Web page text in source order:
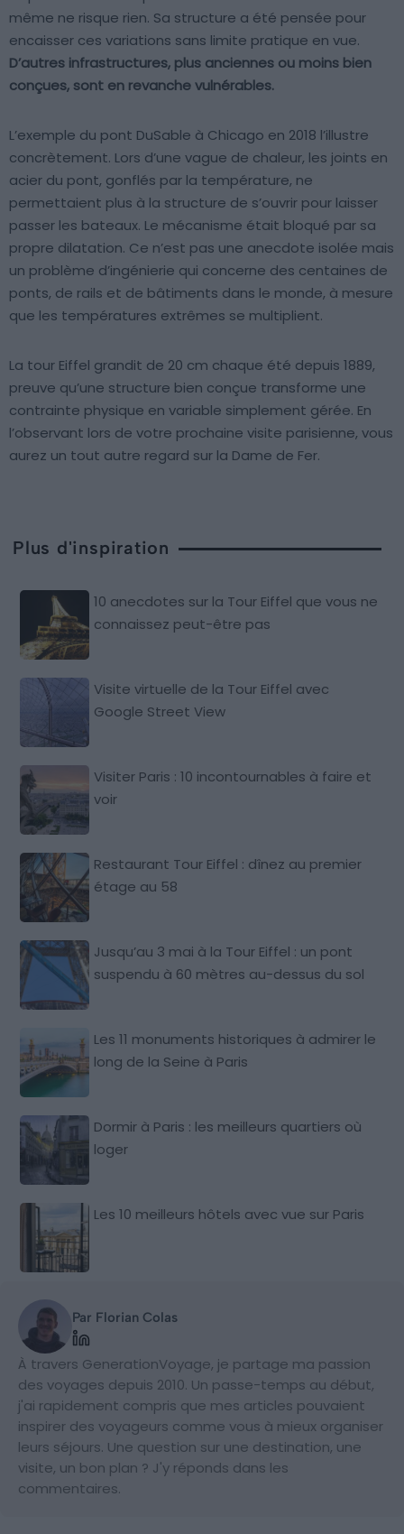
même ne risque rien. Sa structure a été pensée pour
encaisser ces variations sans limite pratique en vue.
D’autres infrastructures, plus anciennes ou moins bien
conçues, sont en revanche vulnérables.
L’exemple du pont DuSable à Chicago en 2018 l’illustre
concrètement. Lors d’une vague de chaleur, les joints en
acier du pont, gonflés par la température, ne
permettaient plus à la structure de s’ouvrir pour laisser
passer les bateaux. Le mécanisme était bloqué par sa
propre dilatation. Ce n’est pas une anecdote isolée mais
un problème d’ingénierie qui concerne des centaines de
ponts, de rails et de bâtiments dans le monde, à mesure
que les températures extrêmes se multiplient.
La tour Eiffel grandit de 20 cm chaque été depuis 1889,
preuve qu’une structure bien conçue transforme une
contrainte physique en variable simplement gérée. En
l’observant lors de votre prochaine visite parisienne, vous
aurez un tout autre regard sur la Dame de Fer.
Plus d'inspiration
10 anecdotes sur la Tour Eiffel que vous ne
connaissez peut-être pas
Visite virtuelle de la Tour Eiffel avec
Google Street View
Visiter Paris : 10 incontournables à faire et
voir
Restaurant Tour Eiffel : dînez au premier
étage au 58
Jusqu’au 3 mai à la Tour Eiffel : un pont
suspendu à 60 mètres au-dessus du sol
Les 11 monuments historiques à admirer le
long de la Seine à Paris
Dormir à Paris : les meilleurs quartiers où
loger
Les 10 meilleurs hôtels avec vue sur Paris
Par Florian Colas
À travers GenerationVoyage, je partage ma passion
des voyages depuis 2010. Un passe-temps au début,
j'ai rapidement compris que mes articles pouvaient
inspirer des voyageurs comme vous à mieux organiser
leurs séjours. Une question sur une destination, une
visite, un bon plan ? J'y réponds dans les
commentaires.